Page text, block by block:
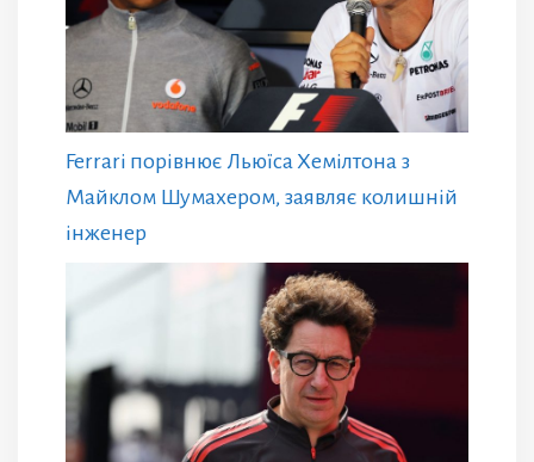
Ferrari порівнює Льюїса Хемілтона з
Майклом Шумахером, заявляє колишній
інженер